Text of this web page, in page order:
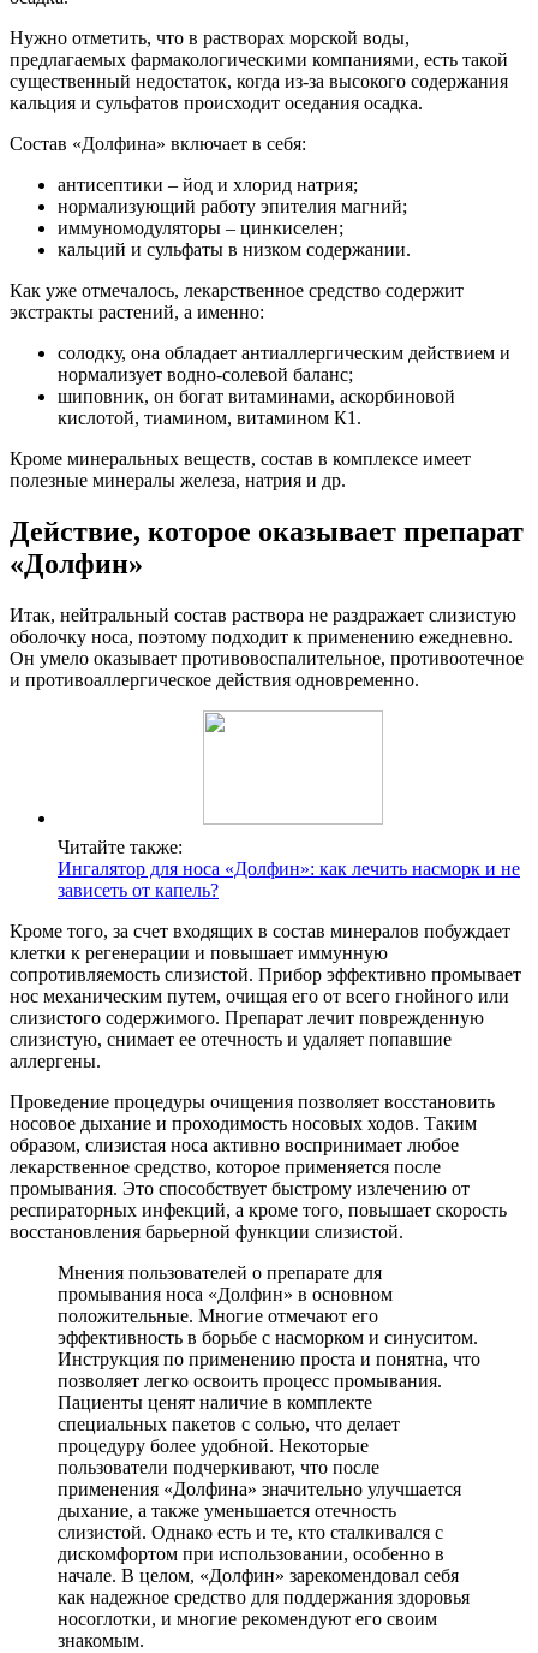
Нужно отметить, что в растворах морской воды,
предлагаемых фармакологическими компаниями, есть такой
существенный недостаток, когда из-за высокого содержания
кальция и сульфатов происходит оседания осадка.
Состав «Долфина» включает в себя:
антисептики – йод и хлорид натрия;
нормализующий работу эпителия магний;
иммуномодуляторы – цинкиселен;
кальций и сульфаты в низком содержании.
Как уже отмечалось, лекарственное средство содержит
экстракты растений, а именно:
солодку, она обладает антиаллергическим действием и
нормализует водно-солевой баланс;
шиповник, он богат витаминами, аскорбиновой
кислотой, тиамином, витамином К1.
Кроме минеральных веществ, состав в комплексе имеет
полезные минералы железа, натрия и др.
Действие, которое оказывает препарат
«Долфин»
Итак, нейтральный состав раствора не раздражает слизистую
оболочку носа, поэтому подходит к применению ежедневно.
Он умело оказывает противовоспалительное, противоотечное
и противоаллергическое действия одновременно.
Читайте также:
Ингалятор для носа «Долфин»: как лечить насморк и не
зависеть от капель?
Кроме того, за счет входящих в состав минералов побуждает
клетки к регенерации и повышает иммунную
сопротивляемость слизистой. Прибор эффективно промывает
нос механическим путем, очищая его от всего гнойного или
слизистого содержимого. Препарат лечит поврежденную
слизистую, снимает ее отечность и удаляет попавшие
аллергены.
Проведение процедуры очищения позволяет восстановить
носовое дыхание и проходимость носовых ходов. Таким
образом, слизистая носа активно воспринимает любое
лекарственное средство, которое применяется после
промывания. Это способствует быстрому излечению от
респираторных инфекций, а кроме того, повышает скорость
восстановления барьерной функции слизистой.
Мнения пользователей о препарате для
промывания носа «Долфин» в основном
положительные. Многие отмечают его
эффективность в борьбе с насморком и синуситом.
Инструкция по применению проста и понятна, что
позволяет легко освоить процесс промывания.
Пациенты ценят наличие в комплекте
специальных пакетов с солью, что делает
процедуру более удобной. Некоторые
пользователи подчеркивают, что после
применения «Долфина» значительно улучшается
дыхание, а также уменьшается отечность
слизистой. Однако есть и те, кто сталкивался с
дискомфортом при использовании, особенно в
начале. В целом, «Долфин» зарекомендовал себя
как надежное средство для поддержания здоровья
носоглотки, и многие рекомендуют его своим
знакомым.